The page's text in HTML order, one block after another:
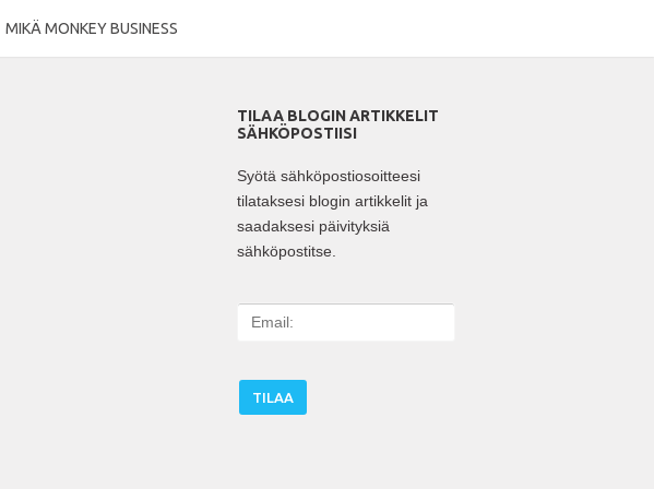
MIKÄ MONKEY BUSINESS
TILAA BLOGIN ARTIKKELIT
SÄHKÖPOSTIISI
Syötä sähköpostiosoitteesi
tilataksesi blogin artikkelit ja
saadaksesi päivityksiä
sähköpostitse.
l